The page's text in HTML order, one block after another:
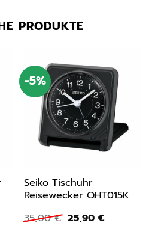
PRODUKTE
-5%
Seiko Tischuhr
Reisewecker QHT015K
35,00€ Ursprünglicher
Preis
25,90 €Aktueller